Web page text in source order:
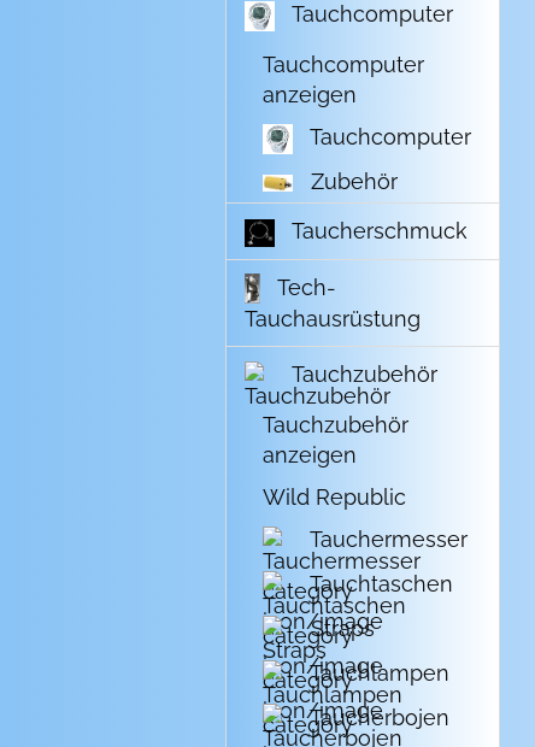
Tauchcomputer
Tauchcomputer
anzeigen
Tauchcomputer
Zubehör
Taucherschmuck
Tech-
Tauchausrüstung
Tauchzubehör
Tauchzubehör
anzeigen
Wild Republic
Tauchermesser
Tauchtaschen
Straps
Tauchlampen
Taucherbojen